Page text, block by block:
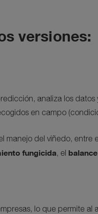
versiones:
analiza los datos
en campo
manejo del viñedo, entre
fungicida, el
lo que permite